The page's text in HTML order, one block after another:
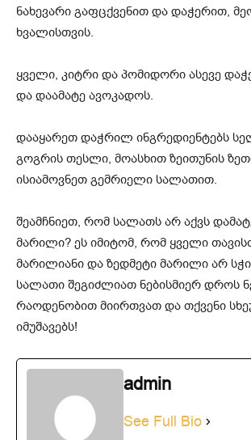
ნახევარი გაფცქვენით და დაჭერით,
ხვალისთვის.
ყველი, კიტრი და პომიდორი ასევე
და დაამატე ავოკადოს.
დააყარეთ დაჭრილ ინგრედიენტებს
გოგრის თესლი, მოასხით ზეითუნის
ისიამოვნეთ გემრიელი სალათით.
შეამჩნიეთ, რომ სალათს არ აქვს
მარილი? ეს იმიტომ, რომ ყველი
მარილიანი და ზედმეტი მარილი არ
სალათი შეგიძლიათ ნებისმიერ დროს
რაოდენობით მიირთვათ და თქვენი
იმუშავებს!
admin
See Full Bio